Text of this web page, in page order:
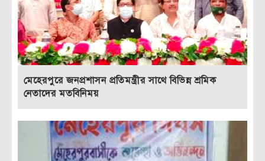
মেহেরপুরে জনপ্রশাসন প্রতিমন্ত্রীর সাথে বিভিন্ন শ্রমিক
নেতাদের মতবিনিময়